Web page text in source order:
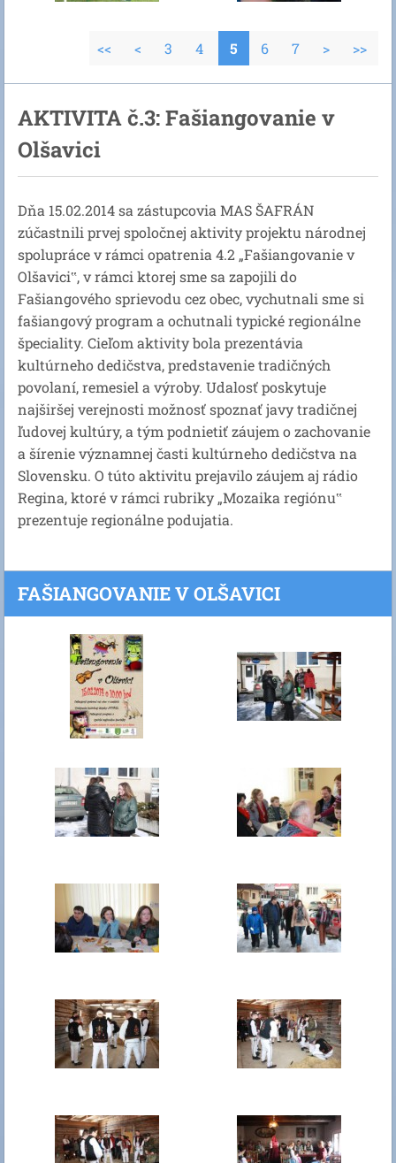
<< < 3 4 5 6 7 > >>
AKTIVITA č.3: Fašiangovanie v
Olšavici
Dňa 15.02.2014 sa zástupcovia MAS ŠAFRÁN
zúčastnili prvej spoločnej aktivity projektu národnej
spolupráce v rámci opatrenia 4.2 „Fašiangovanie v
Olšavici‟, v rámci ktorej sme sa zapojili do
Fašiangového sprievodu cez obec, vychutnali sme si
fašiangový program a ochutnali typické regionálne
špeciality. Cieľom aktivity bola prezentávia
kultúrneho dedičstva, predstavenie tradičných
povolaní, remesiel a výroby. Udalosť poskytuje
najširšej verejnosti možnosť spoznať javy tradičnej
ľudovej kultúry, a tým podnietiť záujem o zachovanie
a šírenie významnej časti kultúrneho dedičstva na
Slovensku. O túto aktivitu prejavilo záujem aj rádio
Regina, ktoré v rámci rubriky „Mozaika regiónu‟
prezentuje regionálne podujatia.
FAŠIANGOVANIE V OLŠAVICI